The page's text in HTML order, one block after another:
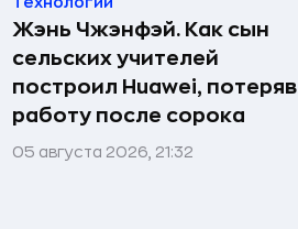
Жэнь Чжэнфэй. Как сын
сельских учителей
построил Huawei, потеряв
работу после сорока
05 августа 2026, 21:32